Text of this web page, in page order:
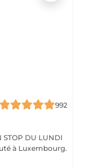
992
DU LUNDI